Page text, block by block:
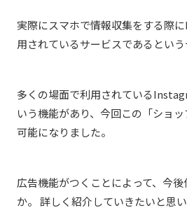
実際にスマホで情報収集をする際
用されているサービスであるという
多くの場面で利用されている
いう機能があり、今回この「ショ
可能になりました。
広告機能がつくことによって、今
か。 詳しく紹介していきたいと思い